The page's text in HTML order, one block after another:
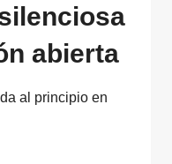
abierta
al principio en